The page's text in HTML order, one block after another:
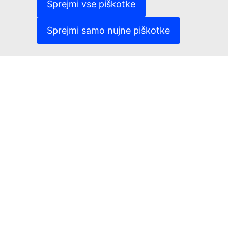
Sprejmi vse piškotke
Sprejmi samo nujne piškotke
Glas
1 0 0